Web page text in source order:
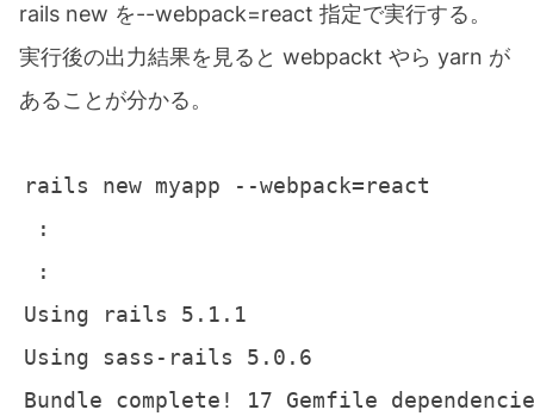
rails new を--webpack=react 指定で実行する。
実行後の出力結果を見ると webpackt やら yarn が
あることが分かる。